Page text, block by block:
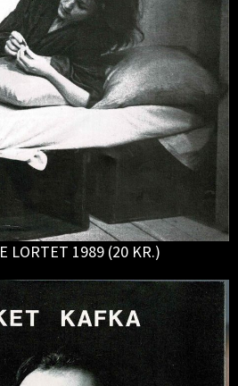
LORTET 1989 (20 KR.)